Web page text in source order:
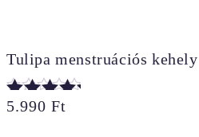
Tulipa menstruációs kehely
Értékelés:
5.990 Ft